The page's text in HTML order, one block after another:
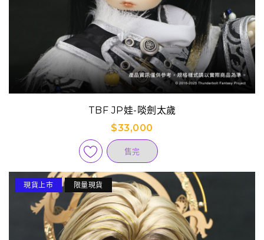
TBF JP娃-啖劍太歲
$33,000
售完
現貨上市 限量現貨